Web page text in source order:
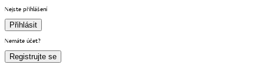
Nejste přihlášení
Přihlásit
Nemáte účet?
Registrujte se